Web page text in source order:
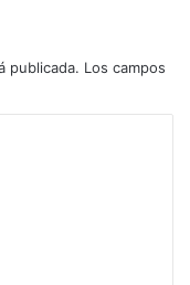
publicada. Los campos